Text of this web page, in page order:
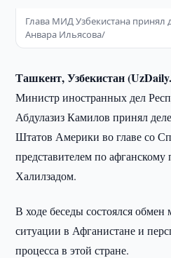
Глава МИД Узбекистана
Анвара Ильясова/
Ташкент, Узбекистан
Министр иностранных дел
Абдулазиз Камилов принял
Штатов Америки во главе со
представителем по
Халилзадом.
В ходе беседы состоялся
ситуации в Афганистане и
процесса в этой стране.